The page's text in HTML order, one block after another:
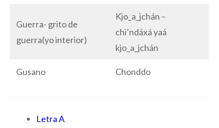
Guerra- grito de
guerra(yo interior)
Kjo_a_jchán –
chi’ndáxá yaá
kjo_a_jchán
Gusano Chonddo
Letra A